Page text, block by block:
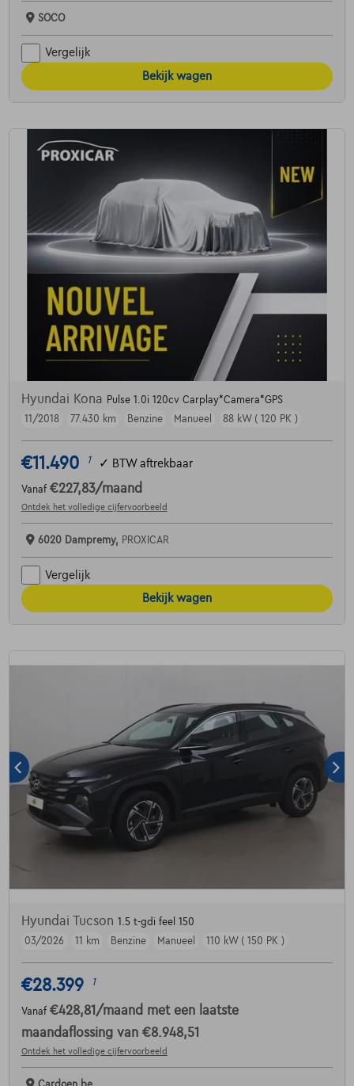
SOCO
Vergelijk
Bekijk wagen
Hyundai Kona Pulse 1.0i 120cv Carplay*Camera*GPS
11/2018
77.430 km Benzine Manueel 88 kW ( 120 PK )
€11.490 1 ✓ BTW aftrekbaar
Vanaf €227,83/maand
Ontdek het volledige cijfervoorbeeld
6020 Dampremy, PROXICAR
Vergelijk
Bekijk wagen
Hyundai Tucson 1.5 t-gdi feel 150
03/2026
11 km Benzine Manueel 110 kW ( 150 PK )
€28.399 1
Vanaf €428,81 /maand met een laatste
maandaflossing van €8.948,51
Ontdek het volledige cijfervoorbeeld